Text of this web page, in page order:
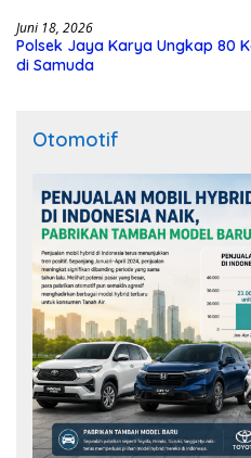
Juni 18, 2026
Polsek Jaya Karya Ungkap 80
di Samuda
Otomotif